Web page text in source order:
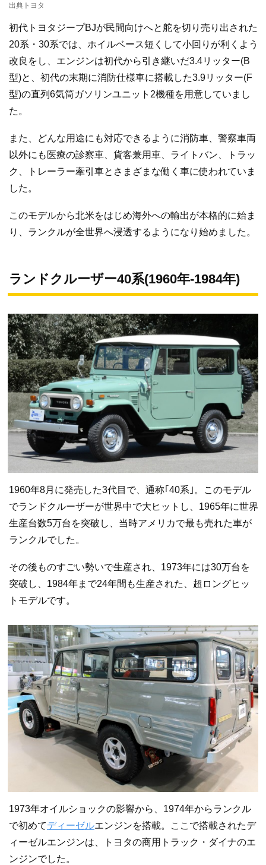
出典トヨタ
初代トヨタジープBJが民間向けへと舵を切り売り出された
20系・30系では、ホイルベース短くして小回りが利くよう
改良をし、エンジンは初代から引き継いだ3.4リッター(B
型)と、初代の末期に消防仕様車に搭載した3.9リッター(F
型)の直列6気筒ガソリンユニット2機種を用意していまし
た。
また、どんな用途にも対応できるように消防車、警察車両
以外にも医療の診察車、貨客兼用車、ライトバン、トラッ
ク、トレーラー牽引車とさまざまな働く車に使われていま
した。
このモデルから北米をはじめ海外への輸出が本格的に始ま
り、ランクルが全世界へ浸透するようになり始めました。
ランドクルーザー40系(1960年-1984年)
1960年8月に発売した3代目で、通称｢40系｣。このモデル
でランドクルーザーが世界中で大ヒットし、1965年に世界
生産台数5万台を突破し、当時アメリカで最も売れた車が
ランクルでした。
その後ものすごい勢いで生産され、1973年には30万台を
突破し、1984年まで24年間も生産された、超ロングヒッ
トモデルです。
1973年オイルショックの影響から、1974年からランクル
で初めてディーゼルエンジンを搭載。ここで搭載されたデ
ィーゼルエンジンは、トヨタの商用トラック・ダイナのエ
ンジンでした。